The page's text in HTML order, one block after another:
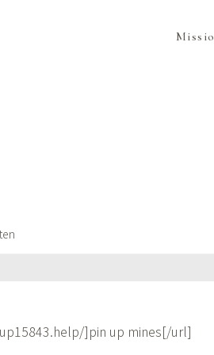
]pin up mines[/url]